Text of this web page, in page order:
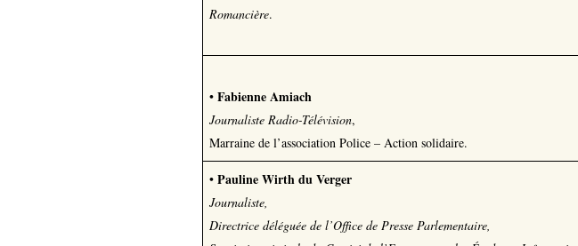
Romancière.
• Fabienne Amiach
Journaliste Radio-Télévision,
Marraine de l’association Police – Action solidaire.
• Pauline Wirth du Verger
Journaliste,
Directrice déléguée de l’Office de Presse Parlementaire,